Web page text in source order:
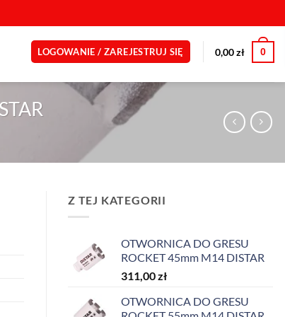
LOGOWANIE / ZAREJESTRUJ SIĘ 0,00zł 0
Z TEJ KATEGORII
OTWORNICA DO GRESU
ROCKET 45mm M14 DISTAR
311,00zł
OTWORNICA DO GRESU